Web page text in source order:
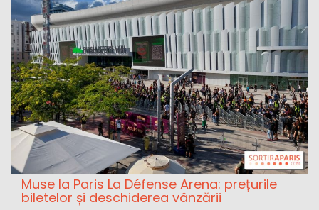
Muse la Paris La Défense Arena: prețurile
biletelor și deschiderea vânzării